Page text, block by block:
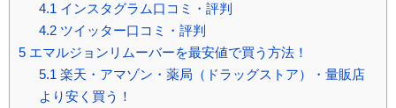
4.1 インスタグラム口コミ・評判
4.2ツイッター口コミ・評判
5 エマルジョンリムーバーを最安値で買う方法！
5.1 楽天・アマゾン・薬局（ドラッグストア）・量販店
より安く買う！